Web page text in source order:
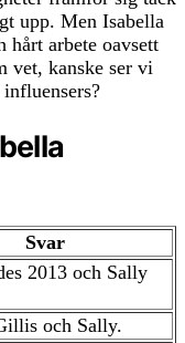
upp. Men Isabella
arbete oavsett
vet, kanske ser vi
Svar
2013 och Sally
och Sally.